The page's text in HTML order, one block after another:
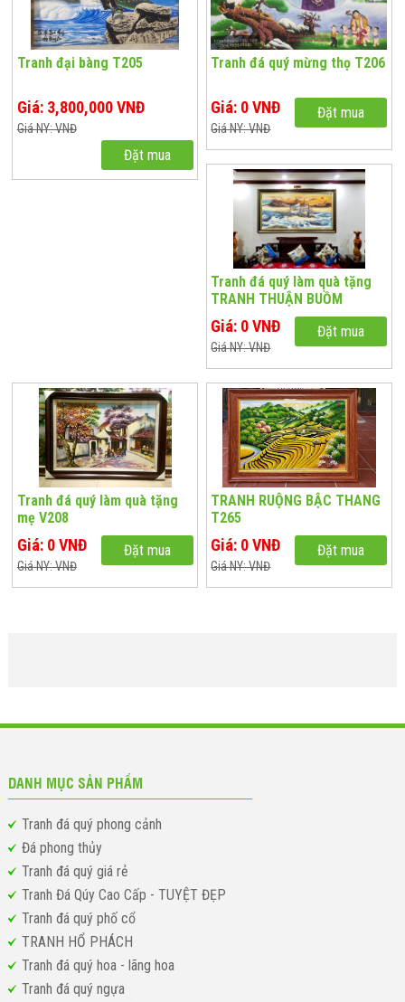
Tranh đại bàng T205
Giá: 3,800,000 VNĐ
Giá NY: VNĐ
Đặt mua
Tranh đá quý mừng thọ T206
Giá: 0 VNĐ
Giá NY: VNĐ
Đặt mua
Tranh đá quý làm quà tặng
TRANH THUẬN BUỒM
TUYỆT ĐẸP T207
Giá: 0 VNĐ
Giá NY: VNĐ
Đặt mua
Tranh đá quý làm quà tặng
mẹ V208
Giá: 0 VNĐ
Giá NY: VNĐ
Đặt mua
TRANH RUỘNG BẬC THANG
T265
Giá: 0 VNĐ
Giá NY: VNĐ
Đặt mua
DANH MỤC SẢN PHẨM
Tranh đá quý phong cảnh
Đá phong thủy
Tranh đá quý giá rẻ
Tranh Đá Qúy Cao Cấp - TUYỆT ĐẸP
Tranh đá quý phố cổ
TRANH HỔ PHÁCH
Tranh đá quý hoa - lãng hoa
Tranh đá quý ngựa